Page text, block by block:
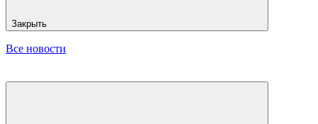
Закрыть
Все новости